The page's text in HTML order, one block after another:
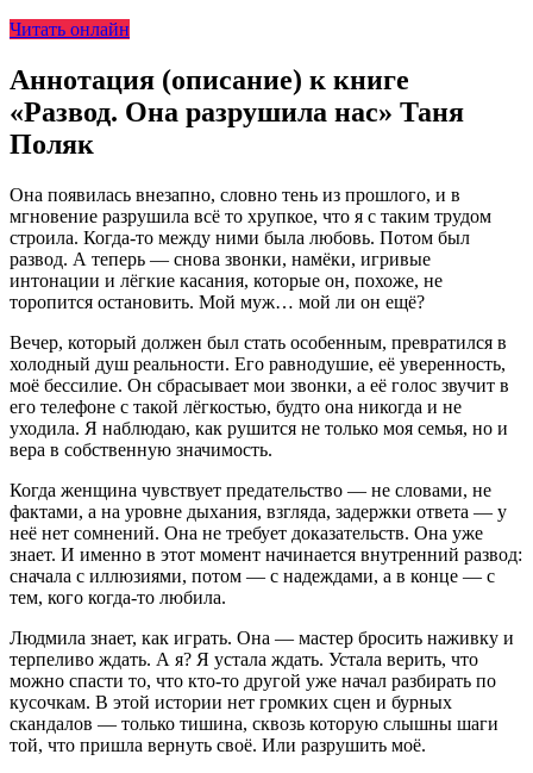
Читать онлайн
Аннотация (описание) к книге
«Развод. Она разрушила нас» Таня
Поляк
Она появилась внезапно, словно тень из прошлого, и в
мгновение разрушила всё то хрупкое, что я с таким трудом
строила. Когда-то между ними была любовь. Потом был
развод. А теперь — снова звонки, намёки, игривые
интонации и лёгкие касания, которые он, похоже, не
торопится остановить. Мой муж… мой ли он ещё?
Вечер, который должен был стать особенным, превратился в
холодный душ реальности. Его равнодушие, её уверенность,
моё бессилие. Он сбрасывает мои звонки, а её голос звучит в
его телефоне с такой лёгкостью, будто она никогда и не
уходила. Я наблюдаю, как рушится не только моя семья, но и
вера в собственную значимость.
Когда женщина чувствует предательство — не словами, не
фактами, а на уровне дыхания, взгляда, задержки ответа — у
неё нет сомнений. Она не требует доказательств. Она уже
знает. И именно в этот момент начинается внутренний развод:
сначала с иллюзиями, потом — с надеждами, а в конце — с
тем, кого когда-то любила.
Людмила знает, как играть. Она — мастер бросить наживку и
терпеливо ждать. А я? Я устала ждать. Устала верить, что
можно спасти то, что кто-то другой уже начал разбирать по
кусочкам. В этой истории нет громких сцен и бурных
скандалов — только тишина, сквозь которую слышны шаги
той, что пришла вернуть своё. Или разрушить моё.